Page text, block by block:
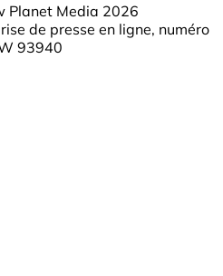
Planet Media 2026
de presse en ligne, numéro
93940